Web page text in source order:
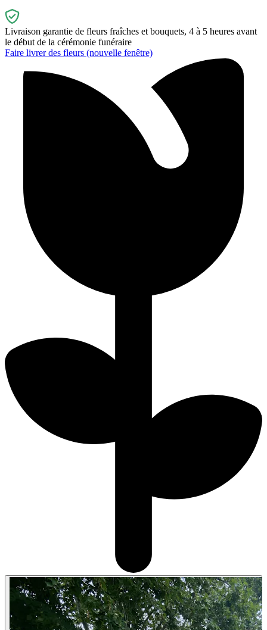
Livraison garantie de fleurs fraîches et bouquets, 4 à 5 heures avant
le début de la cérémonie funéraire
Faire livrer des fleurs (nouvelle fenêtre)